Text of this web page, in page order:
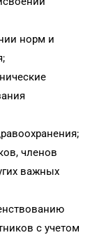
норм и
членов
важных
с учетом